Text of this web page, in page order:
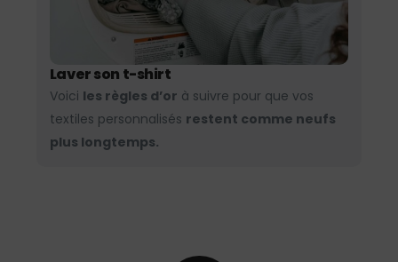
Laver son t-shirt
Voici les règles d’or à suivre pour que vos
textiles personnalisés restent comme neufs
plus longtemps.